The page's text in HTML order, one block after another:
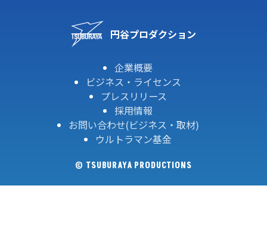
円谷プロダクション
企業概要
ビジネス・ライセンス
プレスリリース
採用情報
お問い合わせ(ビジネス・取材)
ウルトラマン基金
© TSUBURAYA PRODUCTIONS